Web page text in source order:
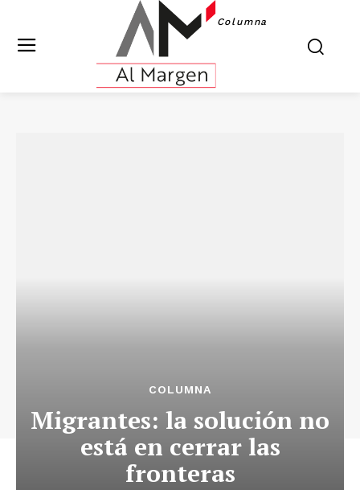
Columna
COLUMNA
Migrantes: la solución no
está en cerrar las
fronteras